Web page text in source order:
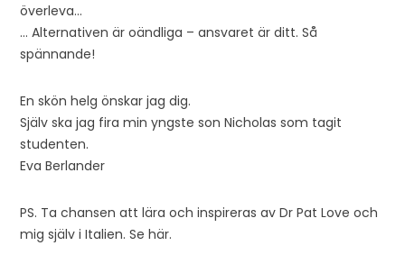
överleva…
… Alternativen är oändliga – ansvaret är ditt. Så
spännande!
En skön helg önskar jag dig.
Själv ska jag fira min yngste son Nicholas som tagit
studenten.
Eva Berlander
PS. Ta chansen att lära och inspireras av Dr Pat Love och
mig själv i Italien. Se här.